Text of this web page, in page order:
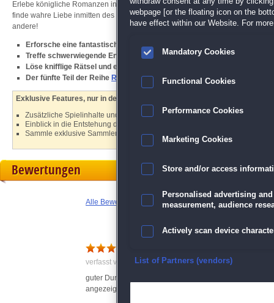
Erlebe königliche Romanzen in einer Welt voller Magie und Gefahren.
finde wahre Liebe inmitten des Chaos. Stürz dich in ein königliches
andere!
Erforsche eine fantastische Welt voller Magie und Gefahren
Treffe schwerwiegende Entscheidungen, die das Schicksal von
Löse knifflige Rätsel und entspanne mit unterhaltsamen Minispielen
Der fünfte Teil der Reihe Royal Romances
Exklusive Features, nur in der Sammleredition:
Zusätzliche Spielinhalte und Boni
Einblick in die Entstehung des Spiels mit Bonusmaterialien
Sammle exklusive Sammlerstücke und schalte spezielle Belohnungen frei
Bewertungen
Alle Bewertungen anzeigen
verfasst von Jochen am 31.10.2024 um 18:42
guter Durchschnitt. Einige Ostereier. Übersetzung ok,
angezeigt, wenn sie vierzeilig sind. Wimmelbilder teils
webpage [or the floating icon on the
have effect within our Website. For
Mandatory Cookies
Functional Cookies
Performance Cookies
Marketing Cookies
Store and/or access
Personalised advertising
measurement, audience
Actively scan device
Ensure security, prevent
List of Partners (vendors)